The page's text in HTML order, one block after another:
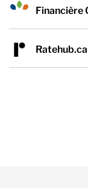
Financière
Ratehub.ca